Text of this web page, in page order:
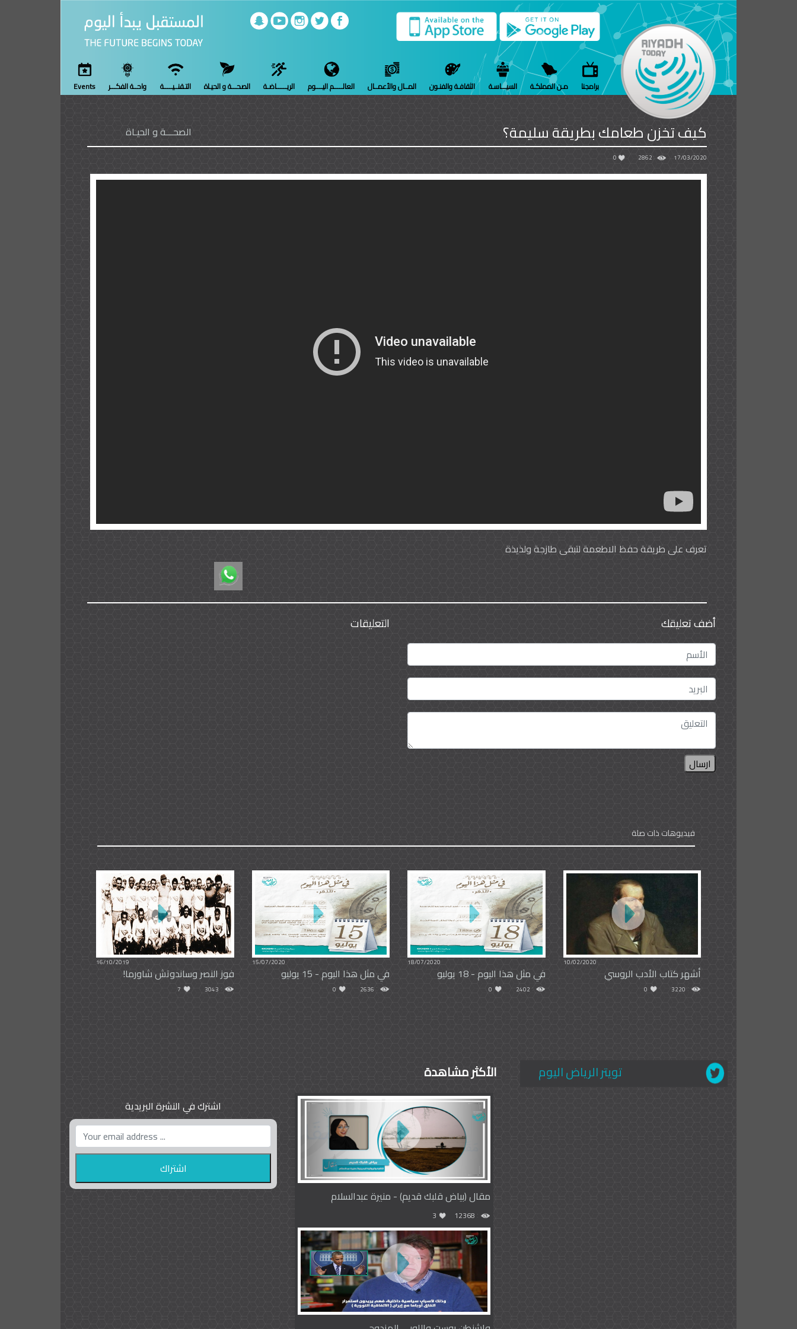
برامجنا مـن المملكـة السيـــاسـة الثقافـة والفنـون المــال والأعمــال العالـــــم اليــــوم الريــــــاضـة الصحـــة و الحيـاة التـقنــيـــــة واحــة الفكـــر Events
كيف تخزن طعامك بطريقة سليمة؟ الصحـــة و الحيـاة
17/03/2020
2862
0
تعرف على طريقة حفظ الاطعمة لتبقى طازجة ولذيذة
أضف تعليقك
ارسال
التعليقات
فيديوهات ذات صلة
10/02/2020
أشهر كتاب الأدب الروسي
3220
0
18/07/2020
في مثل هذا اليوم - 18 يوليو
2402
0
15/07/2020
في مثل هذا اليوم - 15 يوليو
2636
0
16/10/2019
فوز النصر وساندوتش شاورما!
3043
7
تويتر الرياض اليوم الأكثر مشاهدة
مقال (بياض قلبك قديم) - منيرة عبدالسلام
12368
3
اشترك في النشرة البريدية